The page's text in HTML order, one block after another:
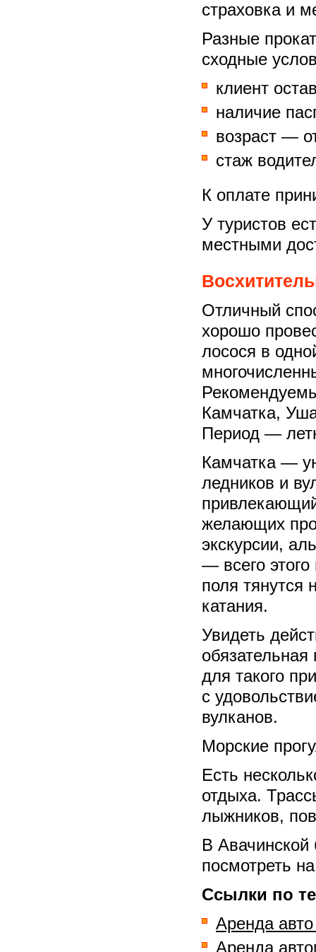
страховка и
Разные
сходные
клиент
наличие
возраст —
стаж
К оплате
У туристов
местными
Отличный
хорошо
лосося в
Камчатка,
Период —
Камчатка —
ледников и
желающих
экскурсии,
— всего
поля тянутся
катания.
Увидеть
для такого
с
вулканов.
Морские
Есть
отдыха.
лыжников,
В Авачинской
посмотреть
Ссылки по
Аренда
Аренда